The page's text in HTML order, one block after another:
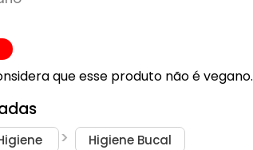
que esse produto não é vegano.
Higiene Bucal